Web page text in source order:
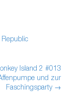
Republic
Island 2 #013
und zur
Faschingsparty →